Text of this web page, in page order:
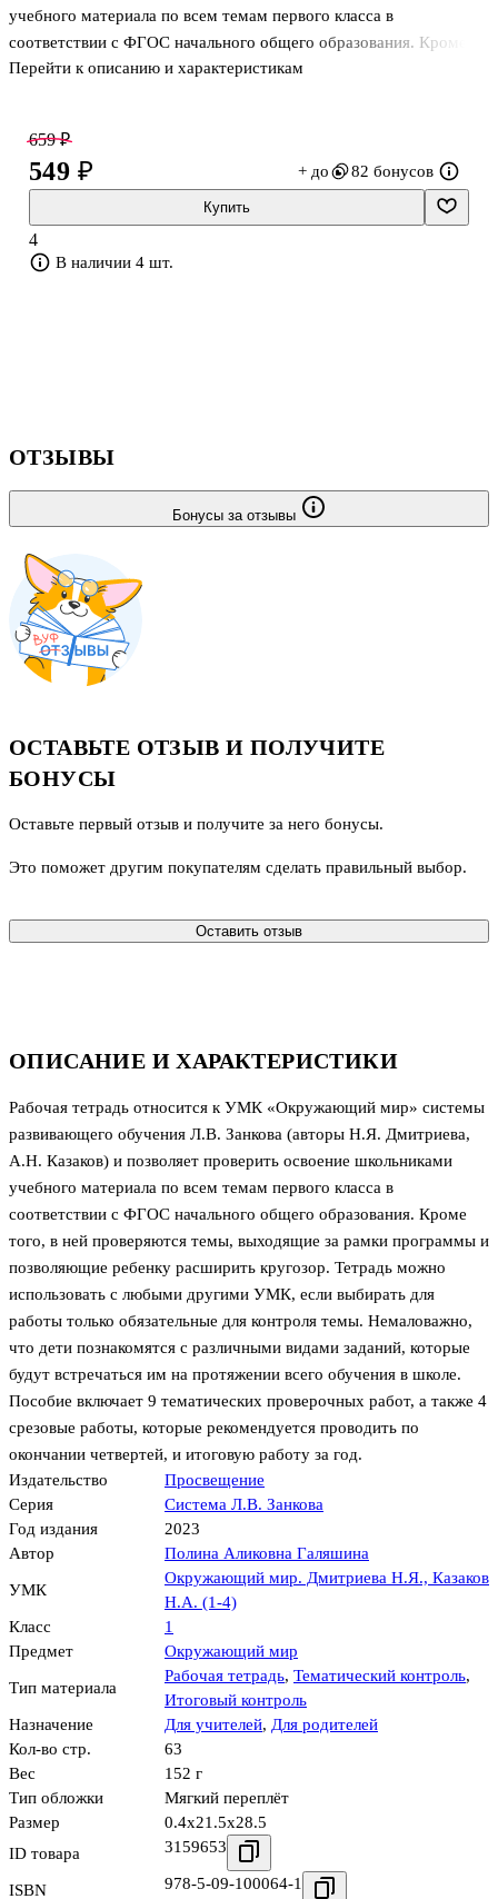
учебного материала по всем темам первого класса в
соответствии с ФГОС начального общего образования. Кроме
того, в ней проверяются темы, выходящие за рамки программы и
работы только обязательные для контроля темы. Немаловажно,
что дети познакомятся с различными видами заданий, которые
будут встречаться им на протяжении всего обучения в школе.
Пособие включает 9 тематических проверочных работ, а также 4
срезовые работ
Перейти к описанию и характеристикам
659 ₽
549 ₽ + до 82 бонусов
Купить
4
В наличии 4 шт.
ОПИСАНИЕ И ХАРАКТЕРИСТИКИ
Рабочая тетрадь относится к УМК «Окружающий мир» системы
развивающего обучения Л.В. Занкова (авторы Н.Я. Дмитриева,
А.Н. Казаков) и позволяет проверить освоение школьниками
учебного материала по всем темам первого класса в
соответствии с ФГОС начального общего образования. Кроме
того, в ней проверяются темы, выходящие за рамки программы и
позволяющие ребенку расширить кругозор. Тетрадь можно
использовать с любыми другими УМК, если выбирать для
работы только обязательные для контроля темы. Немаловажно,
что дети познакомятся с различными видами заданий, которые
будут встречаться им на протяжении всего обучения в школе.
Пособие включает 9 тематических проверочных работ, а также 4
срезовые работы, которые рекомендуется проводить по
окончании четвертей, и итоговую работу за год.
Издательство
Просвещение
Серия
Система Л.В. Занкова
Год издания
2023
Автор
Полина Аликовна Галяшина
УМК
Окружающий мир. Дмитриева Н.Я., Казаков
Н.А. (1-4)
Класс
1
Предмет
Окружающий мир
Тип материала
Рабочая тетрадь, Тематический контроль,
Итоговый контроль
Назначение
Для учителей, Для родителей
Кол-во стр.
63
Вес
152 г
Тип обложки
Мягкий переплёт
Размер
0.4x21.5x28.5
ID товара
3159653
ISBN 978-5-09-100064-1
ОТЗЫВЫ
Бонусы за отзывы
ОСТАВЬТЕ ОТЗЫВ И ПОЛУЧИТЕ
БОНУСЫ
Оставьте первый отзыв и получите за него бонусы.
Это поможет другим покупателям сделать правильный выбор.
Оставить отзыв